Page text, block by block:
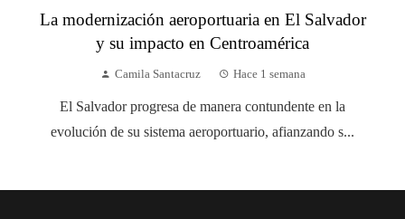
La modernización aeroportuaria en El Salvador
y su impacto en Centroamérica
Camila Santacruz Hace 1 semana
El Salvador progresa de manera contundente en la
evolución de su sistema aeroportuario, afianzando s...